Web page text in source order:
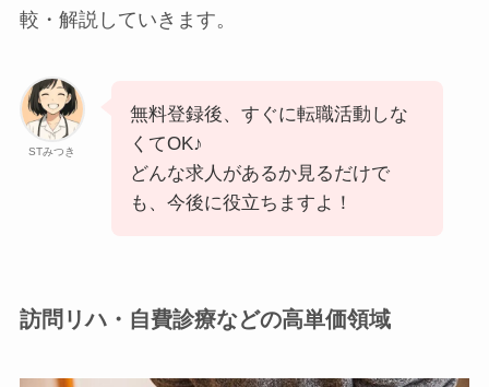
較・解説していきます。
STみつき
無料登録後、すぐに転職活動しな
くてOK♪
どんな求人があるか見るだけで
も、今後に役立ちますよ！
訪問リハ・自費診療などの高単価領域